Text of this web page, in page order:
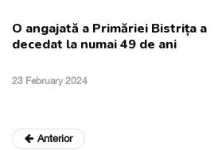
O angajată a Primăriei Bistrița a
decedat la numai 49 de ani
23 February 2024
Anterior